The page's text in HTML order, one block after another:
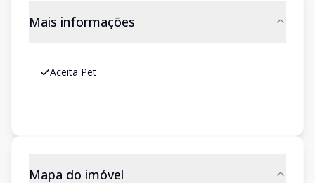
Mais informações
Aceita Pet
Mapa do imóvel